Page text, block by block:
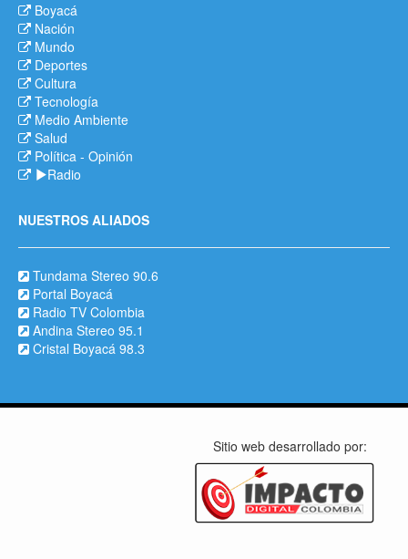
Boyacá
Nación
Mundo
Deportes
Cultura
Tecnología
Medio Ambiente
Salud
Política - Opinión
Radio
NUESTROS ALIADOS
Tundama Stereo 90.6
Portal Boyacá
Radio TV Colombia
Andina Stereo 95.1
Cristal Boyacá 98.3
Sitio web desarrollado por: